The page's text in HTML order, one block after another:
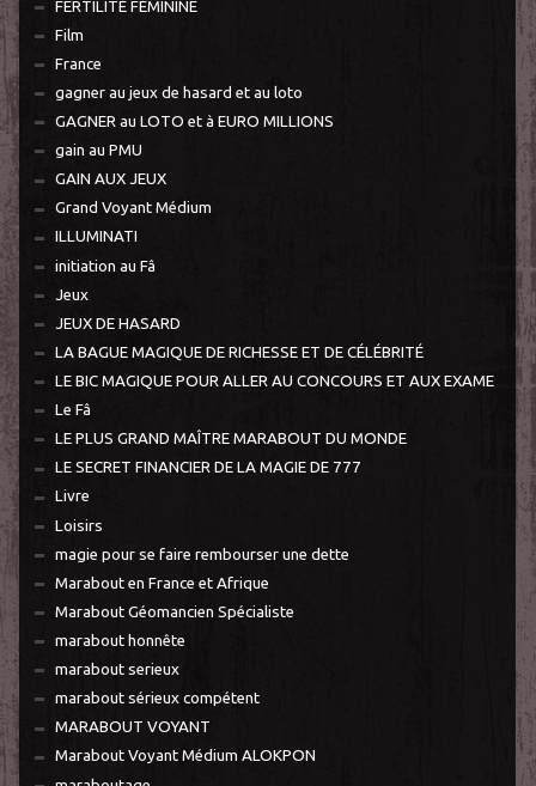
FERTILITÉ FÉMININE
Film
France
gagner au jeux de hasard et au loto
GAGNER au LOTO et à EURO MILLIONS
gain au PMU
GAIN AUX JEUX
Grand Voyant Médium
ILLUMINATI
initiation au Fâ
Jeux
JEUX DE HASARD
LA BAGUE MAGIQUE DE RICHESSE ET DE CÉLÉBRITÉ
LE BIC MAGIQUE POUR ALLER AU CONCOURS ET AUX EXAME
Le Fâ
LE PLUS GRAND MAÎTRE MARABOUT DU MONDE
LE SECRET FINANCIER DE LA MAGIE DE 777
Livre
Loisirs
magie pour se faire rembourser une dette
Marabout en France et Afrique
Marabout Géomancien Spécialiste
marabout honnête
marabout serieux
marabout sérieux compétent
MARABOUT VOYANT
Marabout Voyant Médium ALOKPON